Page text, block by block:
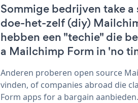
Sommige bedrijven take a
doe-het-zelf (diy)
hebben een "techie" die
a Mailchimp Form in 'no
Anderen proberen open source
vinden, of companies abroad die
Form apps for a bargain aanbieden.